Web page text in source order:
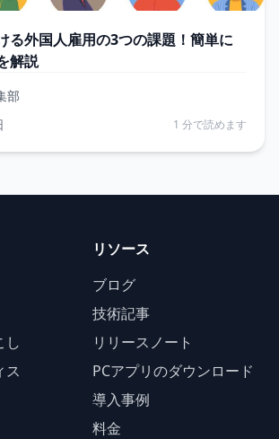
る外国人雇用の3つの課題！簡単に
解説
部
1 分で読めます
し
ス
リソース
ブログ
技術記事
リリースノート
PCアプリのダウンロード
導入事例
料金